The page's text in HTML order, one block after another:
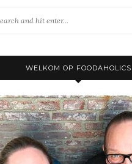
WELKOM OP FOODAHOLICS